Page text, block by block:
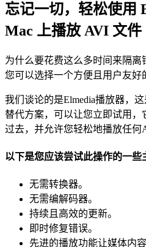
忘记一切，轻松使用
Mac 上播放 AVI 文件
为什么要花费这么多时间来隔
您可以选择一个方便且用户友好
我们谈论的是Elmedia播放器，
替代方案，可以让您立即试用
过去，并允许您轻松地播放任何
以下是您应该尝试此操作的一些
无需转换器。
无需编解码器。
持续且高效的更新。
即时修复错误。
先进的播放功能让媒体内